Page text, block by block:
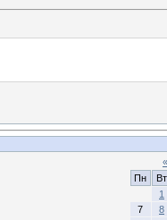
«
Пн
Вт
1
7
8